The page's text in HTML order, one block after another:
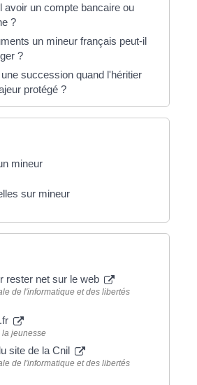
avoir un compte bancaire ou
?
un mineur français peut-il
?
succession quand l'héritier
protégé ?
mineur
sur mineur
rester net sur le web
de l'informatique et des libertés
la jeunesse
site de la Cnil
de l'informatique et des libertés